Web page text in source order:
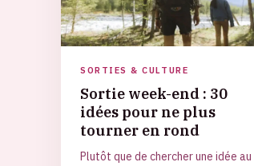
SORTIES & CULTURE
Sortie week-end : 30
idées pour ne plus
tourner en rond
Plutôt que de chercher une idée au